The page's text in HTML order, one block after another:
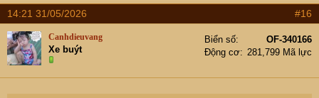
14:21 31/05/2026 #16
Canhdieuvang
Xe buýt
Biển số
OF-340166
Động cơ
281,799 Mã lực